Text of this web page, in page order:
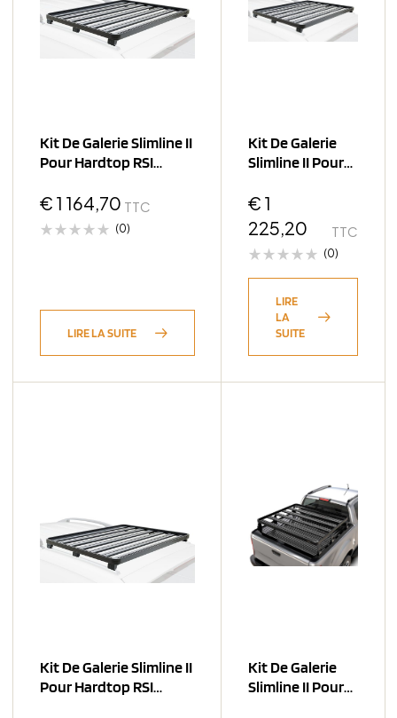
Kit De Galerie Slimline II
Pour Hardtop RSI
1165mm(
€ 1 164,70 TTC
(0)
LIRE LA SUITE
Kit De Galerie
Slimline II Pour
Bushtech Extra
Cab / 1255mm(L
€ 1
225,20
TTC
(0)
LIRE
LA
SUITE
Kit De Galerie Slimline II
Pour Hardtop RSI
Kit De Galerie
Slimline II Pour